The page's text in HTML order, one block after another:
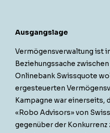
Aus­gangslage
Ver­mö­gensver­wal­tung ist
Beziehungssache
Onlinebank Swis­squote
erges­teuerten
Kam­pagne war ein­er­seits,
«Robo Advi­sors» von
gegenüber der